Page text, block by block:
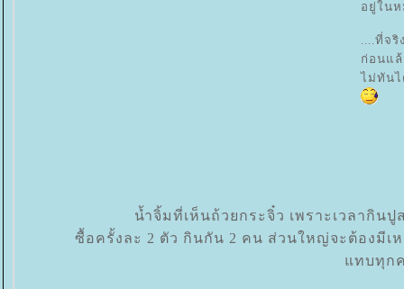
อยู่ใน
....ที่จริ
ก่อนแล้
ไม่ทันไ
น้ำจิ้มที่เห็นถ้วยกระจิ๋ว เพราะเวลากิน
ซื้อครั้งละ 2 ตัว กินกัน 2 คน ส่วนใหญ่จะต้องมีเ
ทบทุก